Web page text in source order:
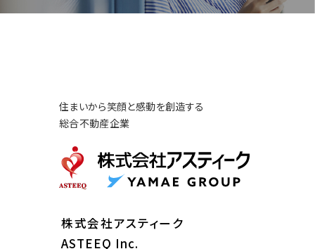
住まいから笑顔と感動を創造する
総合不動産企業
株式会社アスティーク
ASTEEQ Inc.